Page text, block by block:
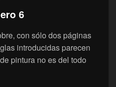
6
con sólo dos páginas
introducidas parecen
pintura no es del todo